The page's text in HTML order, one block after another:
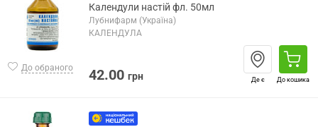
До обраного
Календули настій фл. 50мл
Лубнифарм (Україна)
КАЛЕНДУЛА
42.00 грн Де є До кошика